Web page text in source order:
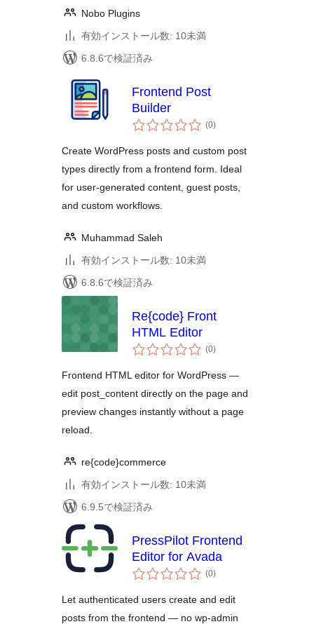
Nobo Plugins
有効インストール数: 10未満
6.8.6で検証済み
Frontend Post
Builder
(0個
の)
Create WordPress posts and custom post
types directly from a frontend form. Ideal
for user-generated content, guest posts,
and custom workflows.
Muhammad Saleh
有効インストール数: 10未満
6.8.6で検証済み
Re{code} Front
HTML Editor
(0個
の)
Frontend HTML editor for WordPress —
edit post_content directly on the page and
preview changes instantly without a page
reload.
re{code}commerce
有効インストール数: 10未満
6.9.5で検証済み
PressPilot Frontend
Editor for Avada
(0個
の
価
)
Let authenticated users create and edit
posts from the frontend — no wp-admin